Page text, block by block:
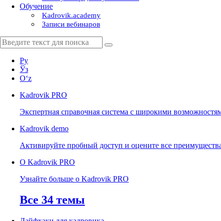
Обучение
Kadrovik.academy
Записи вебинаров
Ру
Ўз
Oʻz
Kadrovik PRO
Экспертная справочная система с широкими
Kadrovik demo
Активируйте пробный доступ и оцените все
О Kadrovik PRO
Узнайте больше о Kadrovik PRO
Все 34 темы